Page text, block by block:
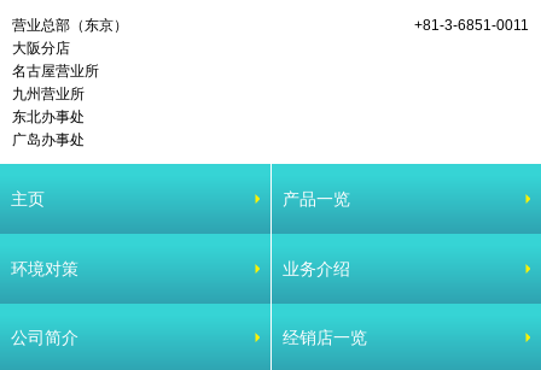
营业总部（东京）
+81-3-6851-0011
大阪分店
名古屋营业所
九州营业所
东北办事处
广岛办事处
主页 产品一览
环境对策 业务介绍
公司简介 经销店一览